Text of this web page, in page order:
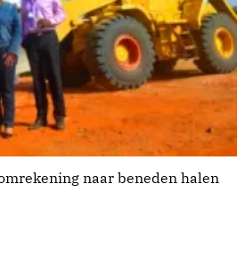
naar beneden halen